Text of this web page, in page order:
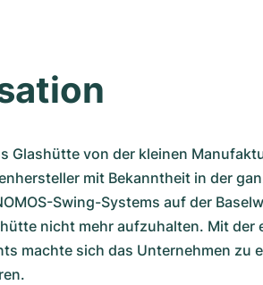
Glashütte von der kleinen
mit Bekanntheit in der
Swing-Systems auf der
nicht mehr aufzuhalten. Mit der
machte sich das Unternehmen zu